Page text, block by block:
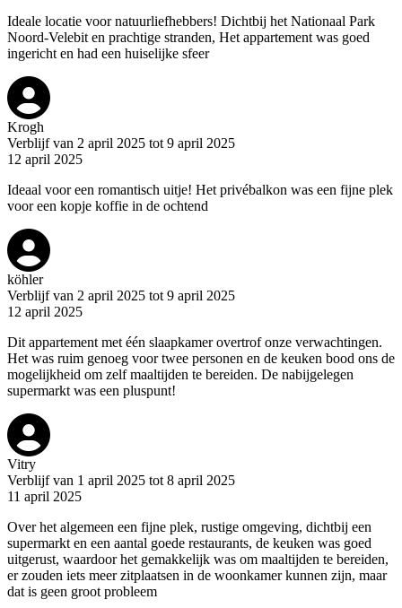
Ideale locatie voor natuurliefhebbers! Dichtbij het Nationaal Park
Noord-Velebit en prachtige stranden, Het appartement was goed
ingericht en had een huiselijke sfeer
Krogh
Verblijf van 2 april 2025 tot 9 april 2025
12 april 2025
Ideaal voor een romantisch uitje! Het privébalkon was een fijne plek
voor een kopje koffie in de ochtend
köhler
Verblijf van 2 april 2025 tot 9 april 2025
12 april 2025
Dit appartement met één slaapkamer overtrof onze verwachtingen.
Het was ruim genoeg voor twee personen en de keuken bood ons de
mogelijkheid om zelf maaltijden te bereiden. De nabijgelegen
supermarkt was een pluspunt!
Vitry
Verblijf van 1 april 2025 tot 8 april 2025
11 april 2025
Over het algemeen een fijne plek, rustige omgeving, dichtbij een
supermarkt en een aantal goede restaurants, de keuken was goed
uitgerust, waardoor het gemakkelijk was om maaltijden te bereiden,
er zouden iets meer zitplaatsen in de woonkamer kunnen zijn, maar
dat is geen groot probleem